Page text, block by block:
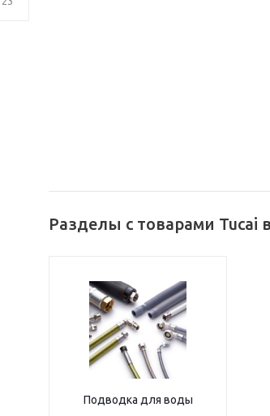
Разделы с товарами Tucai
Подводка для воды